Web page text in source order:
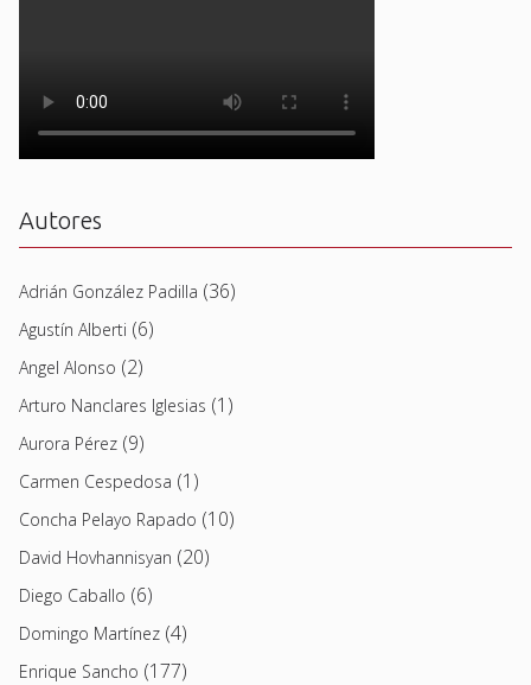
Autores
Adrián González Padilla (36)
Agustín Alberti (6)
Angel Alonso (2)
Arturo Nanclares Iglesias (1)
Aurora Pérez (9)
Carmen Cespedosa (1)
Concha Pelayo Rapado (10)
David Hovhannisyan (20)
Diego Caballo (6)
Domingo Martínez (4)
Enrique Sancho (177)